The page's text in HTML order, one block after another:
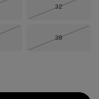
Größe
32
Größe
38